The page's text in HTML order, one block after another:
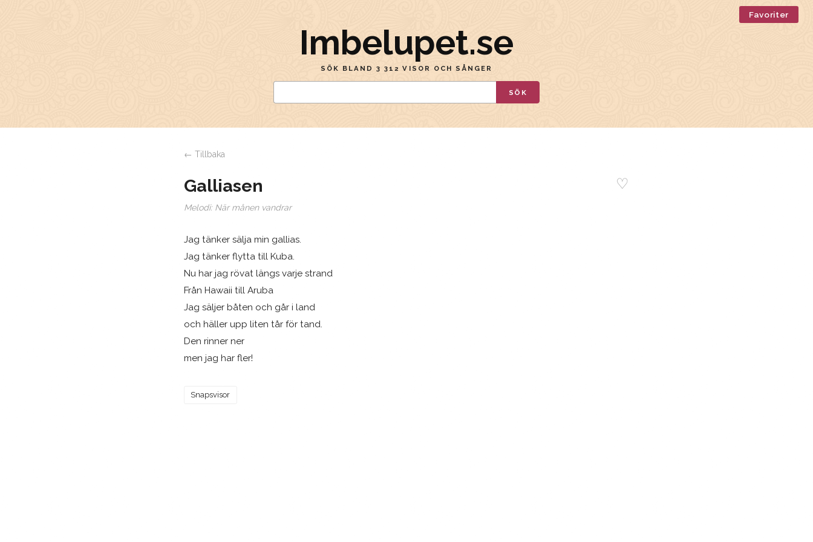
Favoriter
Imbelupet.se
SÖK BLAND 3 312 VISOR OCH SÅNGER
SÖK
← Tillbaka
Galliasen ♡
Melodi: När månen vandrar
Jag tänker sälja min gallias.
Jag tänker flytta till Kuba.
Nu har jag rövat längs varje strand
Från Hawaii till Aruba
Jag säljer båten och går i land
och häller upp liten tår för tand.
Den rinner ner
men jag har fler!
Snapsvisor